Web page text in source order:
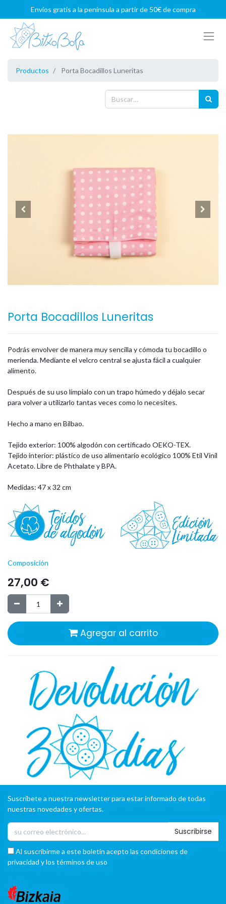
Envíos gratis a la península a partir de 50€ de compra
Productos Porta Bocadillos Luneritas
Porta Bocadillos Luneritas
Podrás envolver de manera muy sencilla y cómoda tu bocadillo o
merienda. Mediante el velcro central se ajusta fácil a cualquier
alimento.
Después de su uso límpialo con un trapo húmedo y déjalo secar
para volver a utilizarlo tantas veces como lo necesites.
Hecho a mano en Bilbao.
Tejido exterior: 100% algodón con certificado OEKO-TEX.
Tejido interior: plástico de uso alimentario ecológico 100% Etil Vinil
Acetato. Libre de Phthalate y BPA.
Medidas: 47 x 32 cm
Composición
27,00 €
Agregar al carrito
Suscríbete a nuestra newsletter para estar informado de todas
nuestras novedades y ofertas.
Suscribirse
Al suscribirme a este boletín acepto las condiciones de
privacidad y los términos de uso